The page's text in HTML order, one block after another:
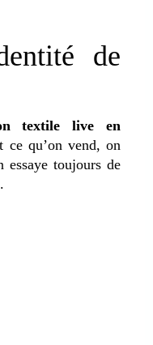
de
textile live en
ce qu’on vend, on
essaye toujours de